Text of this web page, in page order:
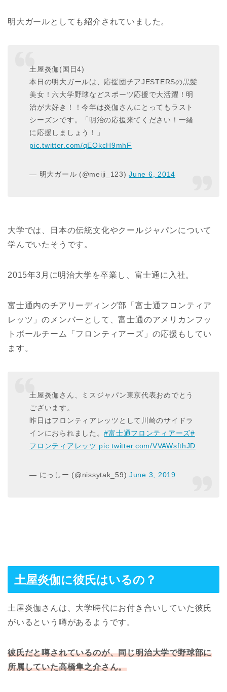
明大ガールとしても紹介されていました。
土屋炎伽(国日4)
本日の明大ガールは、応援団チアJESTERSの黒髪
美女！六大学野球などスポーツ応援で大活躍！明
治が大好き！！今年は炎伽さんにとってもラスト
シーズンです。「明治の応援来てください！一緒
に応援しましょう！」
pic.twitter.com/qEOkcH9mhF
— 明大ガール (@meiji_123)June 6, 2014
大学では、日本の伝統文化やクールジャパンについて
学んでいたそうです。
2015年3月に明治大学を卒業し、富士通に入社。
富士通内のチアリーディング部「富士通フロンティア
レッツ」のメンバーとして、富士通のアメリカンフッ
トボールチーム「フロンティアーズ」の応援もしてい
ます。
土屋炎伽さん、ミスジャパン東京代表おめでとう
ございます。
昨日はフロンティアレッツとして川崎のサイドラ
インにおられました。#富士通フロンティアーズ#
フロンティアレッツ pic.twitter.com/VVAWsfthJD
— にっしー (@nissytak_59)June 3, 2019
土屋炎伽に彼氏はいるの？
土屋炎伽さんは、大学時代にお付き合いしていた彼氏
がいるという噂があるようです。
彼氏だと噂されているのが、同じ明治大学で野球部に
所属していた高橋隼之介さん。